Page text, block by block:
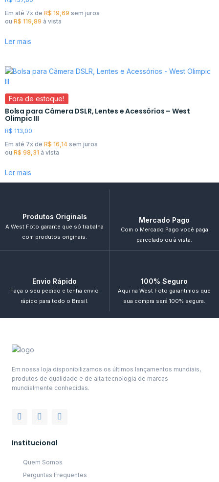
Em até 7x de R$ 19,69 sem juros
ou R$ 119,89 à vista
Ler mais
Fora de estoque!
Bolsa para Câmera DSLR, Lentes e Acessórios – West
Olimpic III
R$ 113,00
Em até 7x de R$ 16,14 sem juros
ou R$ 98,31 à vista
Ler mais
Produtos Originals
A West Foto garante que só trabalha
com produtos originais.
Mercado Pago
Com o Mercado Pago você paga
parcelado ou à vista.
Envio Rápido
Faça o seu pedido e tenha envio
rápido para todo o Brasil.
100% Seguro
Aqui na West Foto garantimos que
sua compra será 100% segura.
Em nossa loja disponibilizamos os últimos lançamentos mundiais,
produtos de qualidade e de alta tecnologia de marcas
mundialmente conhecidas.
Institucional
Quem Somos
Perguntas Frequentes